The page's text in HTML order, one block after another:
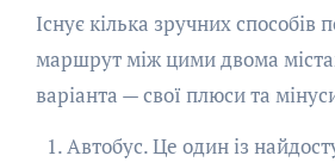
Існує кілька зручних способів
маршрут між цими двома
варіанта — свої плюси та
Автобус. Це один із